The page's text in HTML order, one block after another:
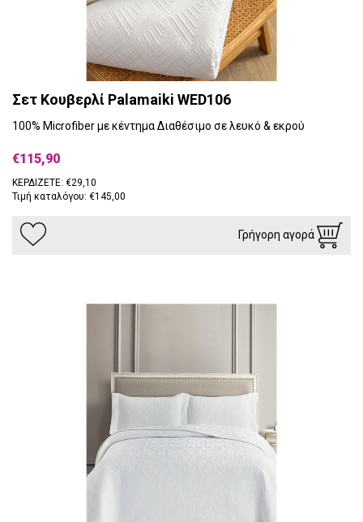
Σετ Κουβερλί Palamaiki WED106
100% Microfiber με κέντημα Διαθέσιμο σε λευκό & εκρού
€115,90
ΚΕΡΔΙΖΕΤΕ: €29,10
Τιμή καταλόγου: €145,00
Γρήγορη αγορά